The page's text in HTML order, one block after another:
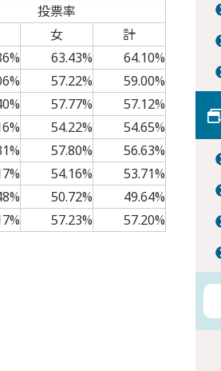
投票率
女
計
63.43%
64.10%
57.22%
59.00%
57.77%
57.12%
54.22%
54.65%
57.80%
56.63%
54.16%
53.71%
50.72%
49.64%
57.23% 57.20%